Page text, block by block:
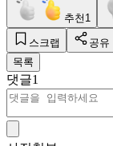
추천 1
스크랩 공유
목록
댓글1